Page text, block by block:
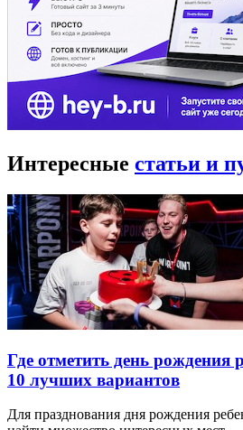
Интересные статьи и
Где отметить день
10 лучших вариантов
Для празднования дня рождения